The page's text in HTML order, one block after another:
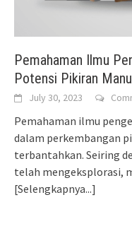
Pemahaman Ilmu
Potensi Pikiran
July 30, 2023
Pemahaman ilmu
dalam perkembangan
terbantahkan. Seiring
telah mengeksplorasi,
[Selengkapnya...]